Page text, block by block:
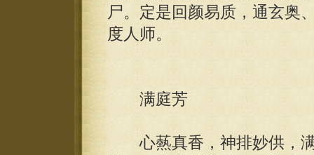
尸。定是回颜易质，通玄奥
度人师。
满庭芳
心爇真香，神排妙供，满